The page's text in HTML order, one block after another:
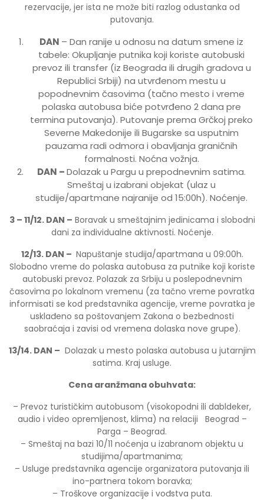
rezervacije, jer ista ne može biti razlog odustanka od
putovanja.
DAN – Dan ranije u odnosu na datum smene iz
tabele: Okupljanje putnika koji koriste autobuski
prevoz ili transfer (iz Beograda ili drugih gradova u
Republici Srbiji) na utvrđenom mestu u
popodnevnim časovima (tačno mesto i vreme
polaska autobusa biće potvrđeno 2 dana pre
termina putovanja). Putovanje prema Grčkoj preko
Severne Makedonije ili Bugarske sa usputnim
pauzama radi odmora i obavljanja graničnih
formalnosti. Noćna vožnja.
DAN –Dolazak u Pargu u prepodnevnim satima.
Smeštaj u izabrani objekat (ulaz u
studije/apartmane najranije od 15:00h). Noćenje.
3 – 11/12. DAN – Boravak u smeštajnim jedinicama i slobodni
dani za individualne aktivnosti. Noćenje.
12/13. DAN – Napuštanje studija/apartmana u 09:00h.
Slobodno vreme do polaska autobusa za putnike koji koriste
autobuski prevoz. Polazak za Srbiju u poslepodnevnim
časovima po lokalnom vremenu (za tačno vreme povratka
informisati se kod predstavnika agencije, vreme povratka je
usklađeno sa poštovanjem Zakona o bezbednosti
saobraćaja i zavisi od vremena dolaska nove grupe).
13/14.DAN – Dolazak u mesto polaska autobusa u jutarnjim
satima. Kraj usluge.
Cena aranžmana obuhvata:
– Prevoz turističkim autobusom (visokopodni ili dabldeker,
audio i video opremljenost, klima) na relaciji Beograd –
Parga – Beograd.
– Smeštaj na bazi 10/11 noćenja u izabranom objektu u
studijima/apartmanima;
– Usluge predstavnika agencije organizatora putovanja ili
ino-partnera tokom boravka;
– Troškove organizacije i vođstva puta.